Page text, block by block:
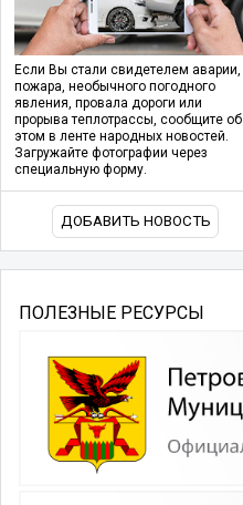
Если Вы стали свидетелем аварии,
пожара, необычного погодного
явления, провала дороги или
прорыва теплотрассы, сообщите об
этом в ленте народных новостей.
Загружайте фотографии через
специальную форму.
ДОБАВИТЬ НОВОСТЬ
ПОЛЕЗНЫЕ РЕСУРСЫ